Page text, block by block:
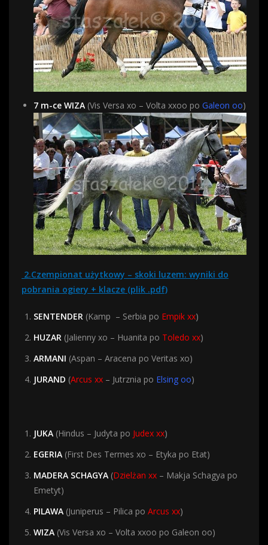
7 m-ce WIZA (Vis Versa xo – Volta xxoo po Galeon oo)
2.Czempionat użytkowy – skoki luzem: wyniki do
pobrania ogiery + klacze (plik .pdf)
SENTENDER (Kamp – Serbia po Empik xx)
HUZAR (Jalienny xo – Huanita po Toledo xx)
ARMANI (Aspan – Aracena po Veritas xo)
JURAND (Arcus xx – Jutrznia po Elsing oo)
JUKA (Hindus – Judyta po Judex xx)
EGERIA (First Des Termes xo – Etyka po Etat)
MADERA SCHAGYA (Dzielżan xx – Makja Schagya po
Emetyt)
PILAWA (Juniperus – Pilica po Arcus xx)
WIZA (Vis Versa xo – Volta xxoo po Galeon oo)